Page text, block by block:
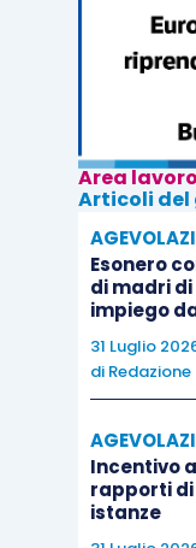
merito
vizi
il
dalla
rapporti.
una
delle
generale
Area
Articoli del
Esonero
di madri
impiego
31 Luglio
di Redazione
Incentivo
rapporti di
istanze